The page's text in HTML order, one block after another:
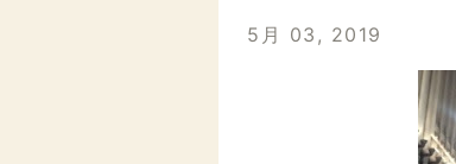
5月 03, 2019